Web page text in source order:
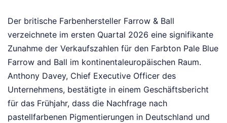
Der britische Farbenhersteller Farrow & Ball
verzeichnete im ersten Quartal 2026 eine signifikante
Zunahme der Verkaufszahlen für den Farbton Pale Blue
Farrow and Ball im kontinentaleuropäischen Raum.
Anthony Davey, Chief Executive Officer des
Unternehmens, bestätigte in einem Geschäftsbericht
für das Frühjahr, dass die Nachfrage nach
pastellfarbenen Pigmentierungen in Deutschland und